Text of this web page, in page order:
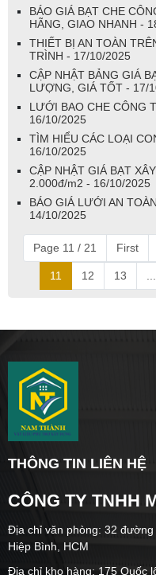
BÁO GIÁ BẠT CHE
HÃNG, GIAO NHANH -
THIẾT BỊ AN TOÀN
TRÌNH - 17/10/2025
CẬP NHẬT BẢNG GIÁ
LƯỢNG, GIÁ TỐT - 17/
LƯỚI BAO CHE CÔNG
16/10/2025
TÌM HIỂU CÁC LOẠI
16/10/2025
CẬP NHẬT GIÁ BẠT
2.000đ/m2 - 16/10/2025
BÁO GIÁ LƯỚI AN
14/10/2025
Page 11 / 21 First
11 12 13 ...
THÔNG TIN LIÊN HỆ
CÔNG TY TNHH
Địa chỉ văn phòng: 32
Hiệp Bình, HCM
Địa chỉ kho hàng: 175 Quốc